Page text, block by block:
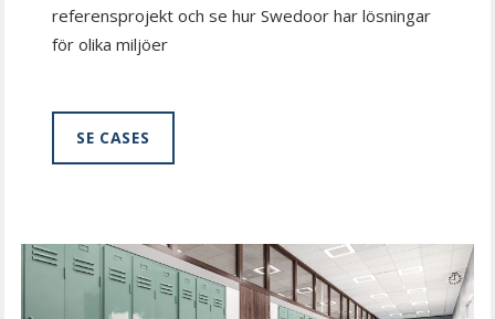
referensprojekt och se hur Swedoor har lösningar
för olika miljöer
SE CASES